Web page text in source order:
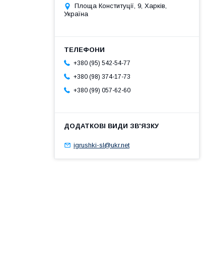
Площа Конституції, 9, Харків,
Україна
+380 (95) 542-54-77
+380 (98) 374-17-73
+380 (99) 057-62-60
igrushki-sl@ukr.net